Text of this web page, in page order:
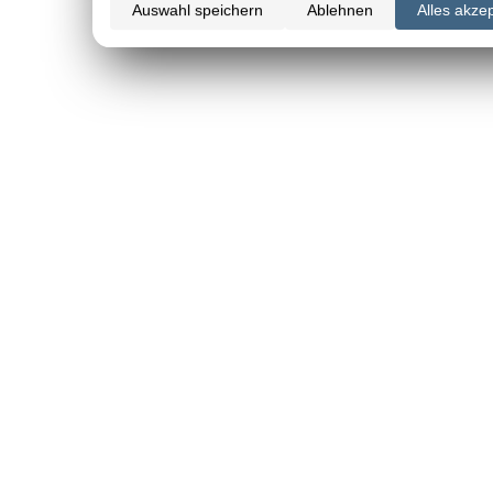
Auswahl speichern Ablehnen Alles